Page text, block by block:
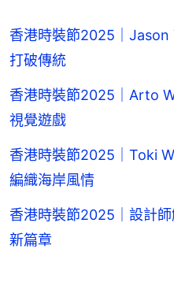
香港時裝節2025｜
打破傳統
香港時裝節2025｜Arto
視覺遊戲
香港時裝節2025｜Toki
編織海岸風情
香港時裝節2025｜設計
新篇章